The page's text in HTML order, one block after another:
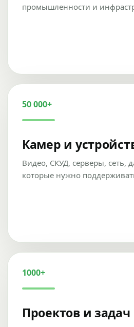
промышленности и
50 000+
Камер и
Видео, СКУД, серверы, сеть,
которые нужно
1000+
Проектов и задач